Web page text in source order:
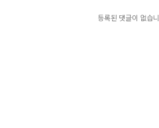
등록된 댓글이 없습